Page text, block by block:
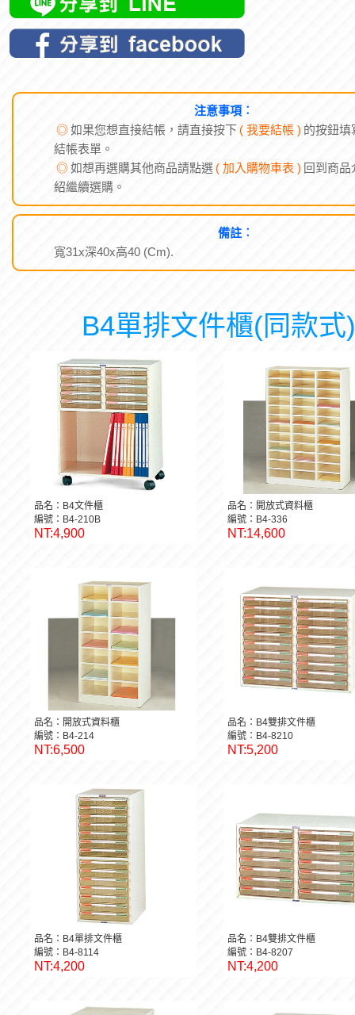
注意事項︰
◎如果您想直接結帳，請直接按下 ( 我要結帳 ) 的按鈕填
結帳表單。
◎如想再選購其他商品請點選 ( 加入購物車表 ) 回到商品
紹繼續選購。
備註︰
寬31x深40x高40 (Cm).
B4單排文件櫃(同款式)
品名：B4文件櫃
編號：B4-210B
NT:4,900
品名：開放式資料櫃
編號：B4-336
NT:14,600
品名：開放式資料櫃
編號：B4-214
NT:6,500
品名：B4雙排文件櫃
編號：B4-8210
NT:5,200
品名：B4單排文件櫃
編號：B4-8114
NT:4,200
品名：B4雙排文件櫃
編號：B4-8207
NT:4,200